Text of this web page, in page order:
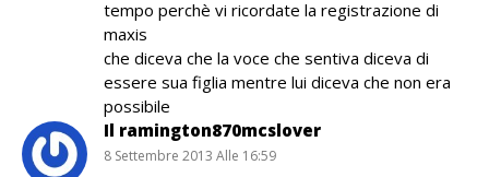
tempo perchè vi ricordate la registrazione di
maxis
che diceva che la voce che sentiva diceva di
essere sua figlia mentre lui diceva che non era
possibile
Il ramington870mcslover
8 Settembre 2013 Alle 16:59